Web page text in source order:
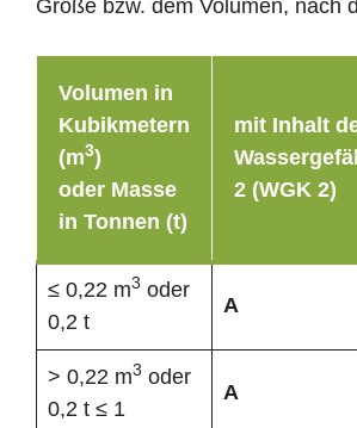
Größe bzw. dem Volumen, nach
Volumen in
Kubikmetern
(m3)
oder Masse
in Tonnen (t)
mit Inhalt
2 (WGK 2)
≤ 0,22 m3 oder
0,2 t
A
> 0,22 m3 oder
0,2 t ≤ 1
A